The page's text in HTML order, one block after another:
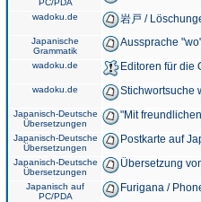
PC/PDA
wadoku.de 岩戸 /
Japanische
Grammatik
Aussprache
wadoku.de Editoren für die
wadoku.de Stichwortsuche
Japanisch-Deutsche
Übersetzungen
"Mit
Japanisch-Deutsche
Übersetzungen
Postkarte auf
Japanisch-Deutsche
Übersetzungen
Übersetzung
Japanisch auf
PC/PDA
Furigana /